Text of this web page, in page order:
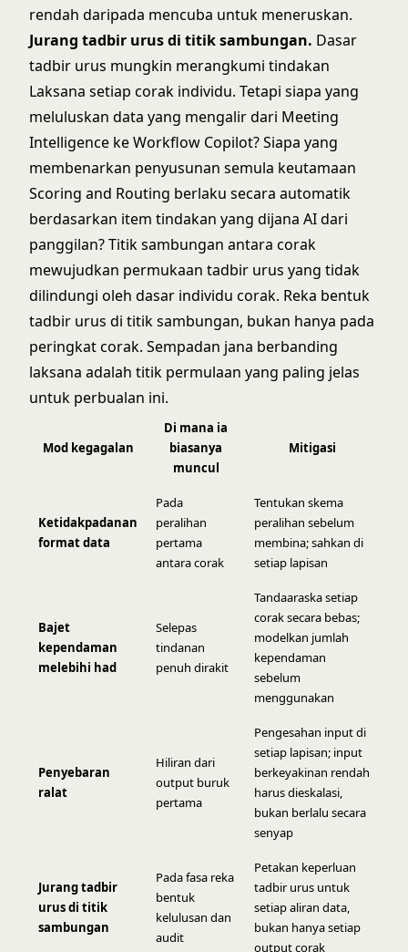
rendah daripada mencuba untuk meneruskan.
Jurang tadbir urus di titik sambungan. Dasar
tadbir urus mungkin merangkumi tindakan
Laksana setiap corak individu. Tetapi siapa yang
meluluskan data yang mengalir dari Meeting
Intelligence ke Workflow Copilot? Siapa yang
membenarkan penyusunan semula keutamaan
Scoring and Routing berlaku secara automatik
berdasarkan item tindakan yang dijana AI dari
panggilan? Titik sambungan antara corak
mewujudkan permukaan tadbir urus yang tidak
dilindungi oleh dasar individu corak. Reka bentuk
tadbir urus di titik sambungan, bukan hanya pada
peringkat corak. Sempadan jana berbanding
laksana adalah titik permulaan yang paling jelas
untuk perbualan ini.
Mod kegagalan
Di mana ia
biasanya
muncul
Mitigasi
Ketidakpadanan
format data
Pada
peralihan
pertama
antara corak
Tentukan skema
peralihan sebelum
membina; sahkan di
setiap lapisan
Bajet
kependaman
melebihi had
Selepas
tindanan
penuh dirakit
Tandaaraska setiap
corak secara bebas;
modelkan jumlah
kependaman
sebelum
menggunakan
Penyebaran
ralat
Hiliran dari
output buruk
pertama
Pengesahan input di
setiap lapisan; input
berkeyakinan rendah
harus dieskalasi,
bukan berlalu secara
senyap
Jurang tadbir
urus di titik
sambungan
Pada fasa reka
bentuk
kelulusan dan
audit
Petakan keperluan
tadbir urus untuk
setiap aliran data,
bukan hanya setiap
output corak